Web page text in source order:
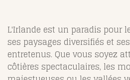
L'Irlande est un paradis pour
ses paysages diversifiés et
entretenus. Que vous soyez
côtières spectaculaires, les